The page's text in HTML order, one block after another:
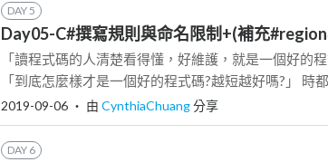
DAY 5
Day05-C#撰寫規則與命名限制+(補充
「讀程式碼的人清楚看得懂，好維護，就是一個好的
「到底怎麼樣才是一個好的程式碼?越短越好嗎?」 時
2019-09-06 ‧ 由 CynthiaChuang分享
DAY 6